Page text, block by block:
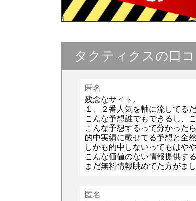
タクティクスの口
匿名
残念なサイト。
１、２番人気を軸に流してるだ
こんな予想誰でもできるし、
こんな予想するって分かった
的中実績に載せてる予想と全
しかも的中しないってもはや
こんな価値のない情報提供する
まだ無料情報眺めてた方がまし
匿名